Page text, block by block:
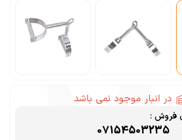
در انبار موجود نمی باشد
فروش :
07154503235